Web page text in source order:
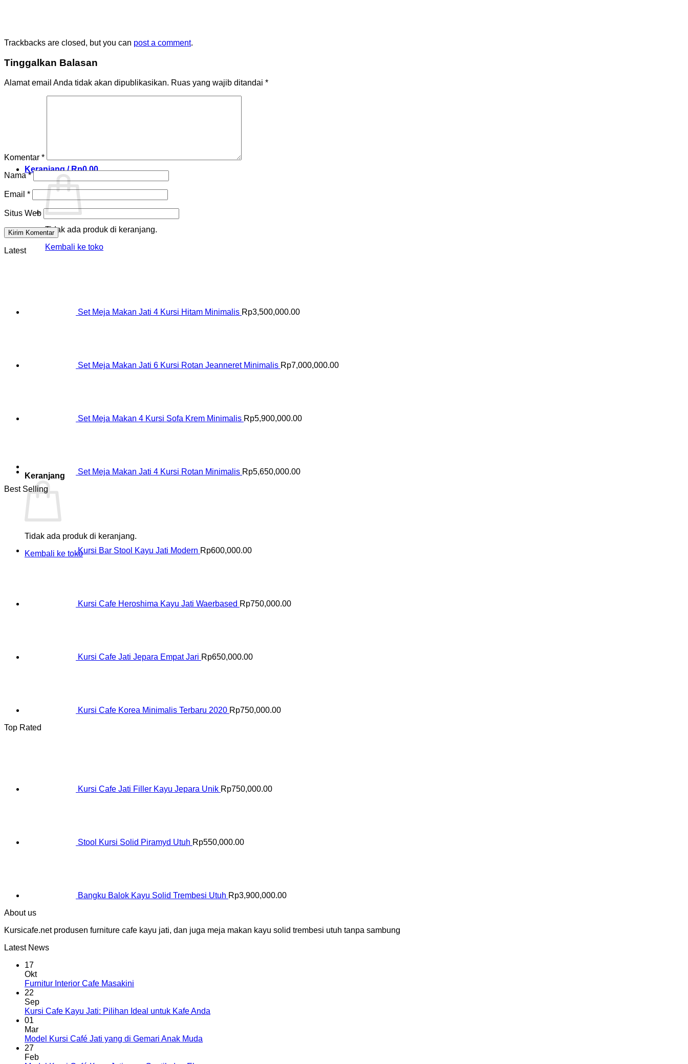
Keranjang /Rp0.00
Tidak ada produk di keranjang.
Kembali ke toko
Keranjang
Tidak ada produk di keranjang.
Kembali ke toko
Trackbacks are closed, but you can post a comment.
Tinggalkan Balasan
Alamat email Anda tidak akan dipublikasikan. Ruas yang wajib ditandai *
Komentar *
Nama*
Email *
Situs Web
Latest
Set Meja Makan Jati 4 Kursi Hitam Minimalis Rp3,500,000.00
Set Meja Makan Jati 6 Kursi Rotan Jeanneret Minimalis Rp7,000,000.00
Set Meja Makan 4 Kursi Sofa Krem Minimalis Rp5,900,000.00
Set Meja Makan Jati 4 Kursi Rotan Minimalis Rp5,650,000.00
Best Selling
Kursi Bar Stool Kayu Jati Modern Rp600,000.00
Kursi Cafe Heroshima Kayu Jati Waerbased Rp750,000.00
Kursi Cafe Jati Jepara Empat Jari Rp650,000.00
Kursi Cafe Korea Minimalis Terbaru 2020 Rp750,000.00
Top Rated
Kursi Cafe Jati Filler Kayu Jepara Unik Rp750,000.00
Stool Kursi Solid Piramyd Utuh Rp550,000.00
Bangku Balok Kayu Solid Trembesi Utuh Rp3,900,000.00
About us
Kursicafe.net produsen furniture cafe kayu jati, dan juga meja makan kayu solid trembesi utuh tanpa sambung
Latest News
17
Okt
Furnitur Interior Cafe Masakini
22
Sep
Kursi Cafe Kayu Jati: Pilihan Ideal untuk Kafe Anda
01
Mar
Model Kursi Café Jati yang di Gemari Anak Muda
27
Feb